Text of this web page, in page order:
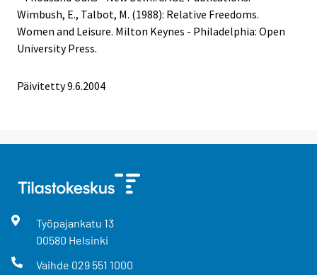
Wimbush, E., Talbot, M. (1988): Relative Freedoms.
Women and Leisure. Milton Keynes - Philadelphia: Open
University Press.
Päivitetty9.6.2004
Työpajankatu 13
00580 Helsinki
Vaihde 029 551 1000